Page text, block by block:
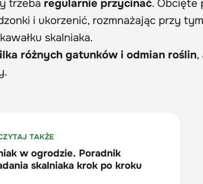
trzeba regularnie przycinać. Obcięte
i ukorzenić, rozmnażając przy tym
skalniaka.
różnych gatunków i odmian roślin,